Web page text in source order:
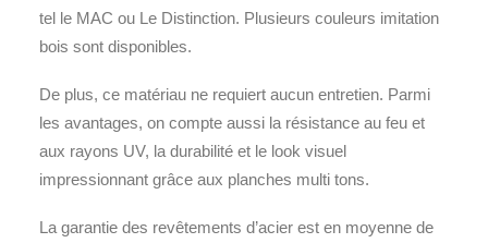
tel le MAC ou Le Distinction. Plusieurs couleurs imitation
bois sont disponibles.
De plus, ce matériau ne requiert aucun entretien. Parmi
les avantages, on compte aussi la résistance au feu et
aux rayons UV, la durabilité et le look visuel
impressionnant grâce aux planches multi tons.
La garantie des revêtements d’acier est en moyenne de